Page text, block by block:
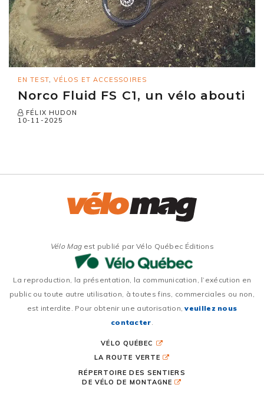
EN TEST, VÉLOS ET ACCESSOIRES
Norco Fluid FS C1, un vélo abouti
FÉLIX HUDON
10-11-2025
Vélo Magest publié par Vélo Québec Éditions
La reproduction, la présentation, la communication, l’exécution en
public ou toute autre utilisation, à toutes fins, commerciales ou non,
est interdite. Pour obtenir une autorisation,veuillez nous
contacter.
VÉLO QUÉBEC
LA ROUTE VERTE
RÉPERTOIRE DES SENTIERS
DE VÉLO DE MONTAGNE